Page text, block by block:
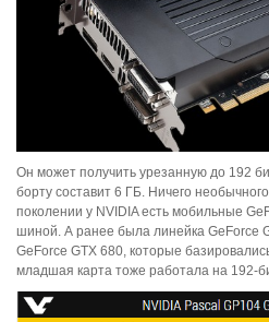
Он может получить урезанную до 192
борту составит 6 ГБ. Ничего
поколении у NVIDIA есть мобильные
шиной. А ранее была линейка GeForce
GeForce GTX 680, которые
младшая карта тоже работала на 192-